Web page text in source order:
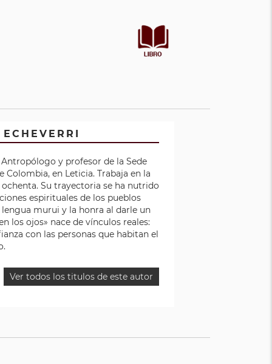
y profesor de la Sede
Colombia, en Leticia. Trabaja en la
Su trayectoria se ha nutrido
espirituales de los pueblos
murui y la honra al darle un
los ojos» nace de vínculos reales:
con las personas que habitan el
Ver todos los titulos de este autor